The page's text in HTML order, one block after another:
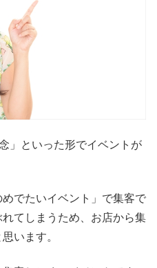
」といった形でイベントが
でたいイベント」で集客で
てしまうため、お店から集
います。